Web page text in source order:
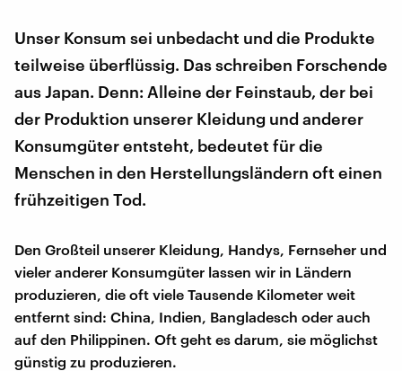
Unser Konsum sei unbedacht und die Produkte
teilweise überflüssig. Das schreiben Forschende
aus Japan. Denn: Alleine der Feinstaub, der bei
der Produktion unserer Kleidung und anderer
Konsumgüter entsteht, bedeutet für die
Menschen in den Herstellungsländern oft einen
frühzeitigen Tod.
Den Großteil unserer Kleidung, Handys, Fernseher und
vieler anderer Konsumgüter lassen wir in Ländern
produzieren, die oft viele Tausende Kilometer weit
entfernt sind: China, Indien, Bangladesch oder auch
auf den Philippinen. Oft geht es darum, sie möglichst
günstig zu produzieren.